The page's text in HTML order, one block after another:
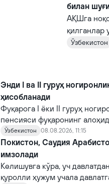
билан
АҚШга
қилганлар
Ўзбекистон
Энди I ва II гуруҳ
ҳисобланади
Фуқарога I ёки II гуруҳ
пенсияси фуқаронинг
тайинланади.
Ўзбекистон 08.08.2026, 11:15
Покистон, Саудия
имзолади
Келишувга кўра, уч
қуролли ҳужум учала